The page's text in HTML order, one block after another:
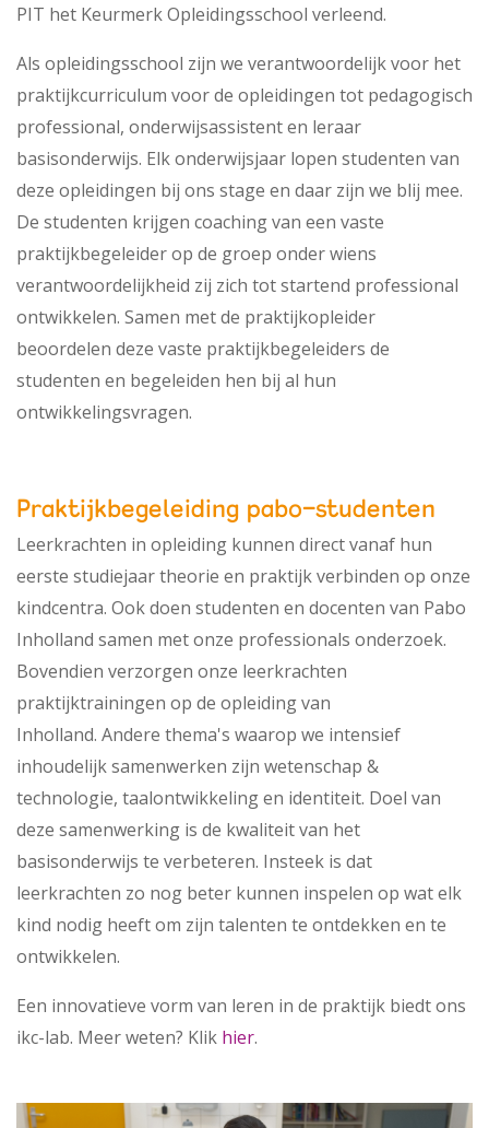
PIT het Keurmerk Opleidingsschool verleend.
Als opleidingsschool zijn we verantwoordelijk voor het
praktijkcurriculum voor de opleidingen tot pedagogisch
professional, onderwijsassistent en leraar
basisonderwijs. Elk onderwijsjaar lopen studenten van
deze opleidingen bij ons stage en daar zijn we blij mee.
De studenten krijgen coaching van een vaste
praktijkbegeleider op de groep onder wiens
verantwoordelijkheid zij zich tot startend professional
ontwikkelen. Samen met de praktijkopleider
beoordelen deze vaste praktijkbegeleiders de
studenten en begeleiden hen bij al hun
ontwikkelingsvragen.
Praktijkbegeleiding pabo-studenten
Leerkrachten in opleiding kunnen direct vanaf hun
eerste studiejaar theorie en praktijk verbinden op onze
kindcentra. Ook doen studenten en docenten van Pabo
Inholland samen met onze professionals onderzoek.
Bovendien verzorgen onze leerkrachten
praktijktrainingen op de opleiding van
Inholland. Andere thema's waarop we intensief
inhoudelijk samenwerken zijn wetenschap &
technologie, taalontwikkeling en identiteit. Doel van
deze samenwerking is de kwaliteit van het
basisonderwijs te verbeteren. Insteek is dat
leerkrachten zo nog beter kunnen inspelen op wat elk
kind nodig heeft om zijn talenten te ontdekken en te
ontwikkelen.
Een innovatieve vorm van leren in de praktijk biedt ons
ikc-lab. Meer weten? Klik hier.